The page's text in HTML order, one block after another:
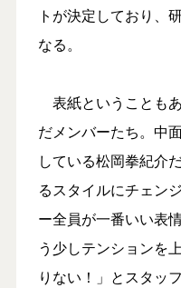
トが決定しており、
なる。
表紙ということも
だメンバーたち。中
している松岡拳紀介
るスタイルにチェン
ー全員が一番いい表
う少しテンションを
りない！」とスタッ